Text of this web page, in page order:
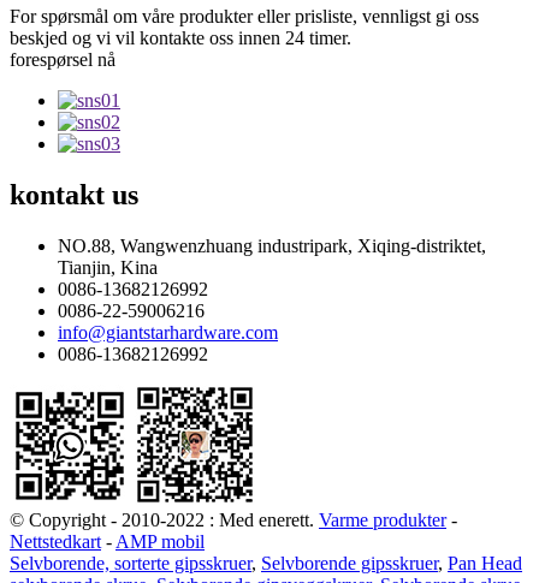
For spørsmål om våre produkter eller prisliste, vennligst gi oss
beskjed og vi vil kontakte oss innen 24 timer.
forespørsel nå
kontakt us
NO.88, Wangwenzhuang industripark, Xiqing-distriktet,
Tianjin, Kina
0086-13682126992
0086-22-59006216
info@giantstarhardware.com
0086-13682126992
© Copyright - 2010-2022 : Med enerett. Varme produkter-
Nettstedkart - AMP mobil
Selvborende, sorterte gipsskruer, Selvborende gipsskruer, Pan Head